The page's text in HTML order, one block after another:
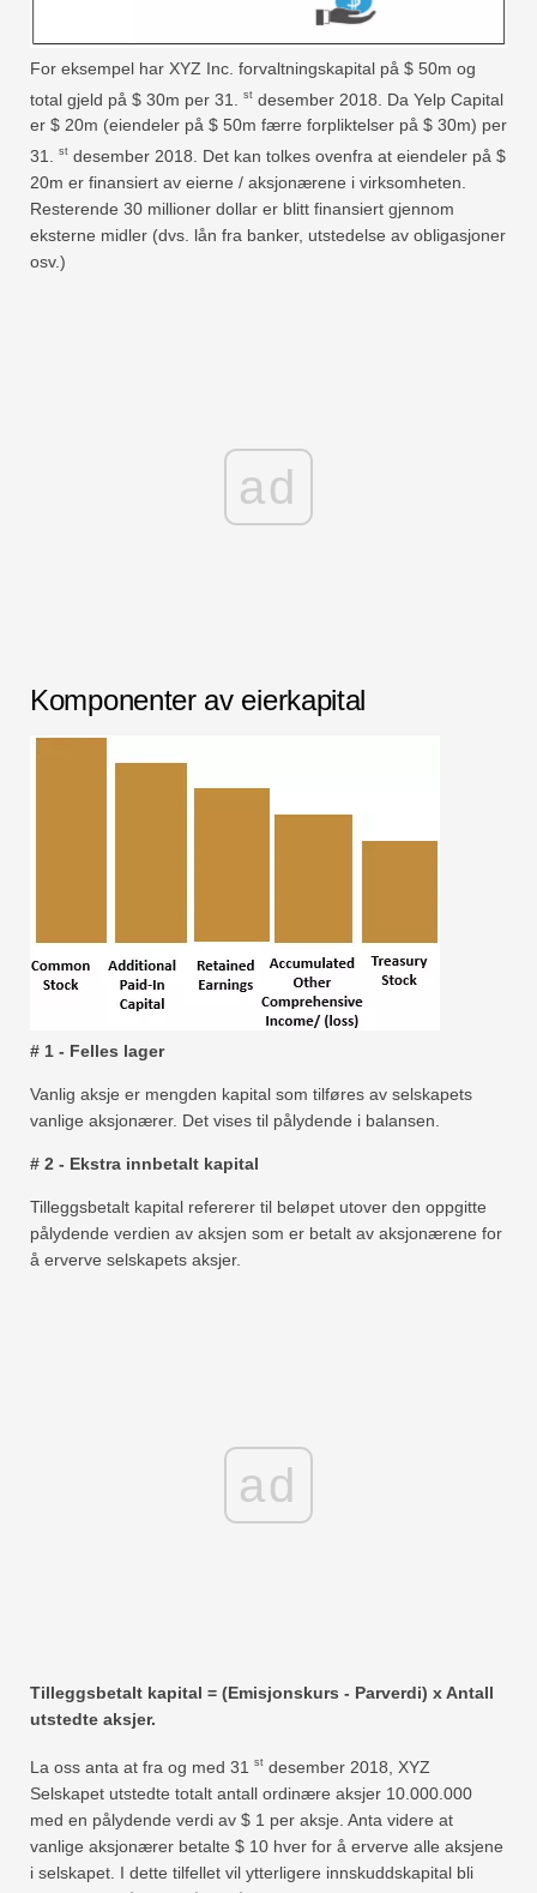
For eksempel har XYZ Inc. forvaltningskapital på $ 50m og
total gjeld på $ 30m per 31.
st desember 2018. Da Yelp Capital
er $ 20m (eiendeler på $ 50m færre forpliktelser på $ 30m) per
31.
st desember 2018. Det kan tolkes ovenfra at eiendeler på $
20m er finansiert av eierne / aksjonærene i virksomheten.
Resterende 30 millioner dollar er blitt finansiert gjennom
eksterne midler (dvs. lån fra banker, utstedelse av obligasjoner
osv.)
ad
Komponenter av eierkapital
# 1 - Felles lager
Vanlig aksje er mengden kapital som tilføres av selskapets
vanlige aksjonærer. Det vises til pålydende i balansen.
# 2 - Ekstra innbetalt kapital
Tilleggsbetalt kapital refererer til beløpet utover den oppgitte
pålydende verdien av aksjen som er betalt av aksjonærene for
å erverve selskapets aksjer.
ad
Tilleggsbetalt kapital = (Emisjonskurs - Parverdi) x Antall
utstedte aksjer.
La oss anta at fra og med 31 st desember 2018, XYZ
Selskapet utstedte totalt antall ordinære aksjer 10.000.000
med en pålydende verdi av $ 1 per aksje. Anta videre at
vanlige aksjonærer betalte $ 10 hver for å erverve alle aksjene
i selskapet. I dette tilfellet vil ytterligere innskuddskapital bli